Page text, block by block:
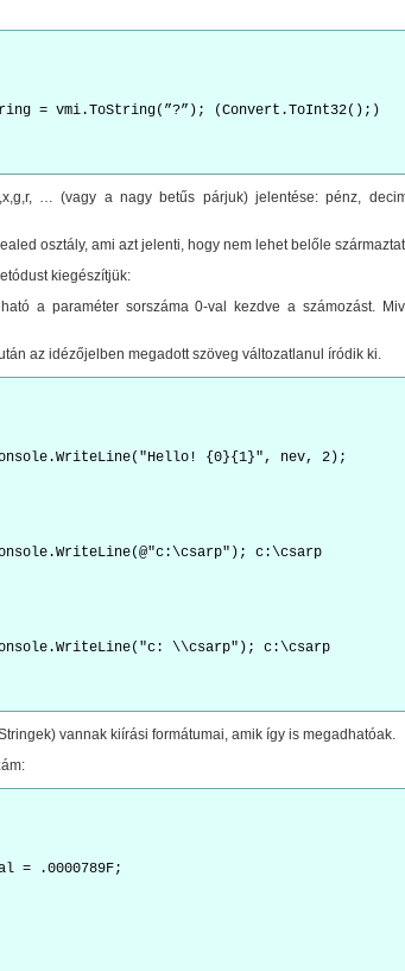
= vmi.ToString(”?”); (Convert.ToInt32();)
… (vagy a nagy betűs párjuk) jelentése: pénz,
osztály, ami azt jelenti, hogy nem lehet belőle
kiegészítjük:
a paraméter sorszáma 0-val kezdve a számozást.
az idézőjelben megadott szöveg változatlanul íródik ki.
{0}{1}", nev, 2);
c:\csarp
\\csarp"); c:\csarp
vannak kiírási formátumai, amik így is megadhatóak.
= .0000789F;